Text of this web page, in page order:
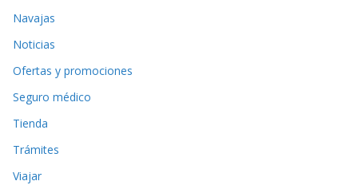
Navajas
Noticias
Ofertas y promociones
Seguro médico
Tienda
Trámites
Viajar